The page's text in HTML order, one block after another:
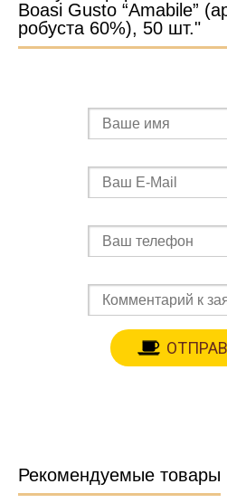
Boasi Gusto “Amabile”
робуста 60%), 50 шт."
Рекомендуемые товары